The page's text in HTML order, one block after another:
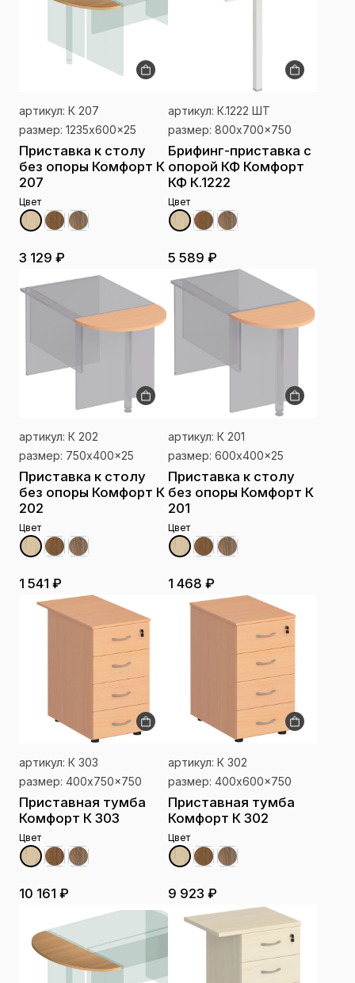
артикул: К 207
размер: 1235x600x25
Приставка к столу
без опоры Комфорт К
207
Цвет
3 129 ₽
артикул: К.1222 ШТ
размер: 800x700x750
Брифинг-приставка с
опорой КФ Комфорт
КФ К.1222
Цвет
5 589 ₽
артикул: К 202
размер: 750x400x25
Приставка к столу
без опоры Комфорт К
202
Цвет
1 541 ₽
артикул: К 201
размер: 600x400x25
Приставка к столу
без опоры Комфорт К
201
Цвет
1 468 ₽
артикул: К 303
размер: 400x750x750
Приставная тумба
Комфорт К 303
Цвет
10 161 ₽
артикул: К 302
размер: 400x600x750
Приставная тумба
Комфорт К 302
Цвет
9 923 ₽